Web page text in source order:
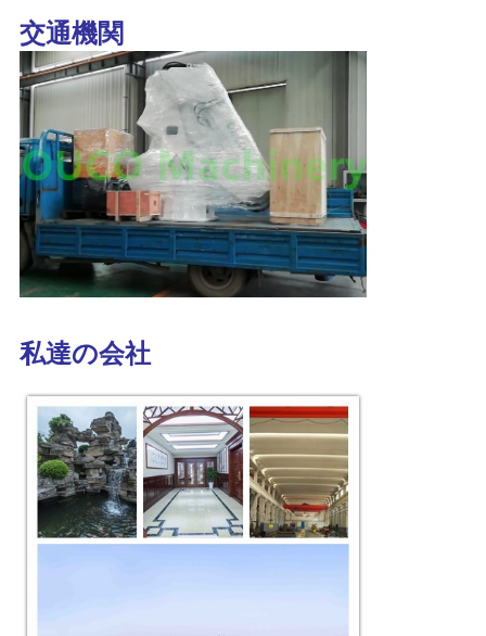
交通機関
私達の会社